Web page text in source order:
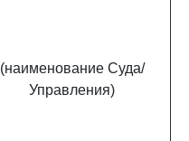
(наименование Суда/
Управления)